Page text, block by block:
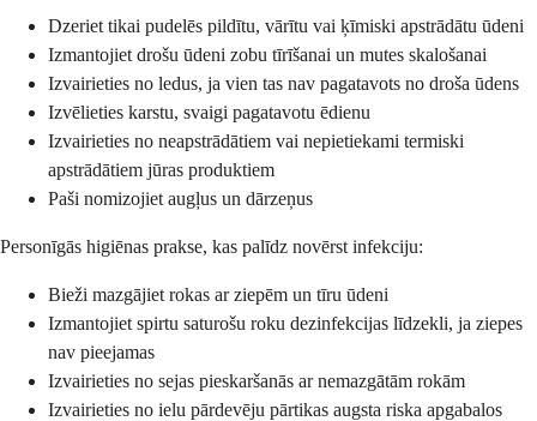
Dzeriet tikai pudelēs pildītu, vārītu vai ķīmiski apstrādātu ūdeni
Izmantojiet drošu ūdeni zobu tīrīšanai un mutes skalošanai
Izvairieties no ledus, ja vien tas nav pagatavots no droša ūdens
Izvēlieties karstu, svaigi pagatavotu ēdienu
Izvairieties no neapstrādātiem vai nepietiekami termiski
apstrādātiem jūras produktiem
Paši nomizojiet augļus un dārzeņus
Personīgās higiēnas prakse, kas palīdz novērst infekciju:
Bieži mazgājiet rokas ar ziepēm un tīru ūdeni
Izmantojiet spirtu saturošu roku dezinfekcijas līdzekli, ja ziepes
nav pieejamas
Izvairieties no sejas pieskaršanās ar nemazgātām rokām
Izvairieties no ielu pārdevēju pārtikas augsta riska apgabalos